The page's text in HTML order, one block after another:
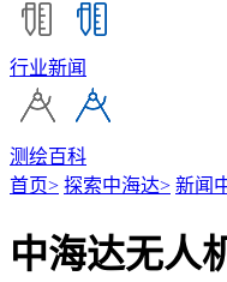
行业新闻
测绘百科
首页> 探索中海达> 新闻
中海达无人